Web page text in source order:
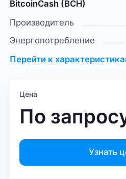
BitcoinCash (BCH)
Производитель
Энергопотребление
Перейти к
Цена
По
Узнать